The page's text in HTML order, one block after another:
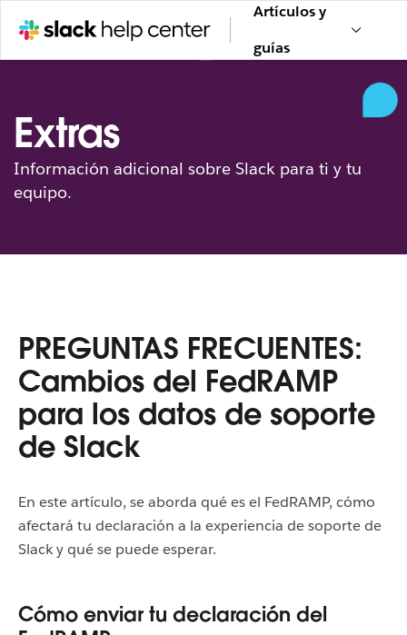
Artículos y
guías
Extras
Información adicional sobre Slack para ti y tu
equipo.
PREGUNTAS FRECUENTES:
Cambios del FedRAMP
para los datos de soporte
de Slack
En este artículo, se aborda qué es el FedRAMP, cómo
afectará tu declaración a la experiencia de soporte de
Slack y qué se puede esperar.
Cómo enviar tu declaración del